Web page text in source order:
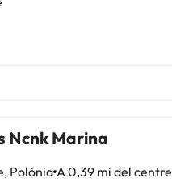
Ncnk Marina
Polònia A 0,39 mi del centre